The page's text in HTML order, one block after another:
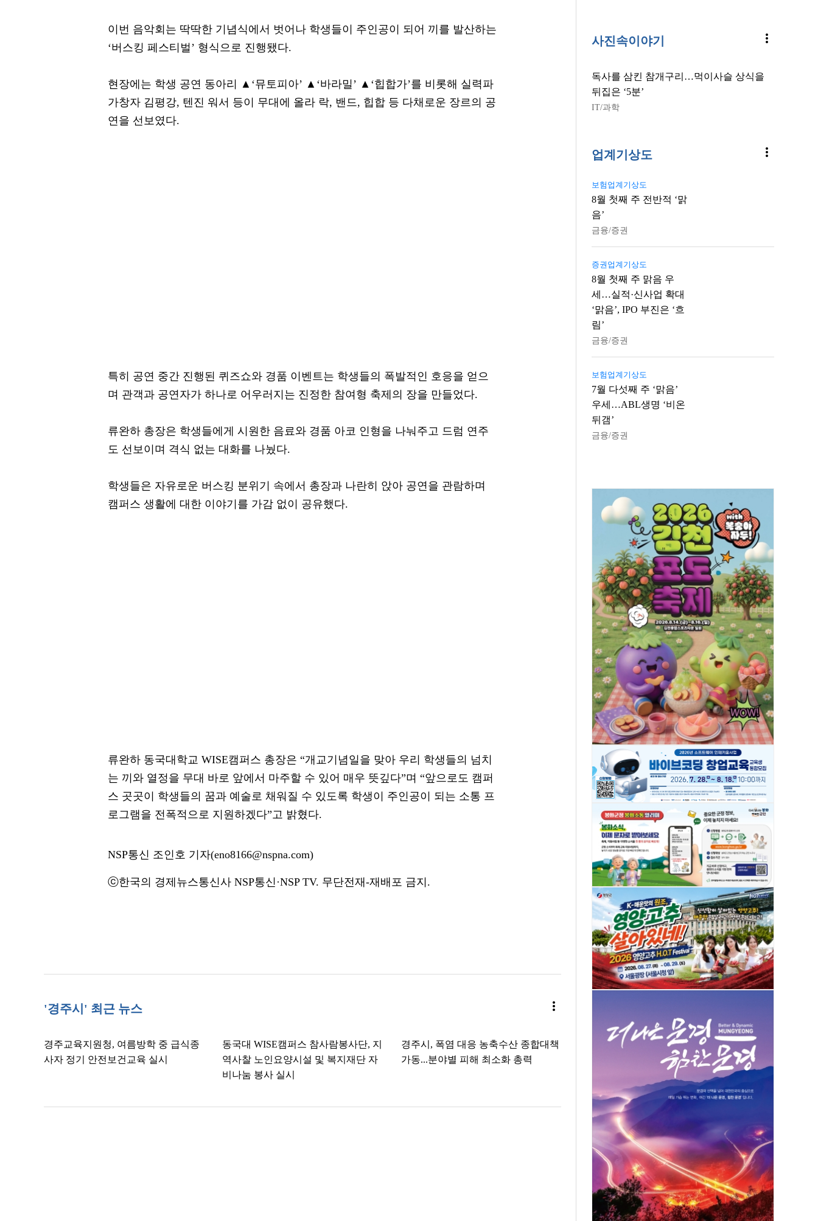
이번 음악회는 딱딱한 기념식에서 벗어나 학생들이 주인공이 되어 끼를 발산하는
‘버스킹 페스티벌’ 형식으로 진행됐다.
현장에는 학생 공연 동아리 ▲‘뮤토피아’ ▲‘바라밀’ ▲‘힙합가’를 비롯해 실력파
가창자 김평강, 텐진 워서 등이 무대에 올라 락, 밴드, 힙합 등 다채로운 장르의 공
연을 선보였다.
특히 공연 중간 진행된 퀴즈쇼와 경품 이벤트는 학생들의 폭발적인 호응을 얻으
며 관객과 공연자가 하나로 어우러지는 진정한 참여형 축제의 장을 만들었다.
류완하 총장은 학생들에게 시원한 음료와 경품 아코 인형을 나눠주고 드럼 연주
도 선보이며 격식 없는 대화를 나눴다.
학생들은 자유로운 버스킹 분위기 속에서 총장과 나란히 앉아 공연을 관람하며
캠퍼스 생활에 대한 이야기를 가감 없이 공유했다.
류완하 동국대학교 WISE캠퍼스 총장은 “개교기념일을 맞아 우리 학생들의 넘치
는 끼와 열정을 무대 바로 앞에서 마주할 수 있어 매우 뜻깊다”며 “앞으로도 캠퍼
스 곳곳이 학생들의 꿈과 예술로 채워질 수 있도록 학생이 주인공이 되는 소통 프
로그램을 전폭적으로 지원하겠다”고 밝혔다.
NSP통신 조인호 기자(eno8166@nspna.com)
ⓒ한국의 경제뉴스통신사 NSP통신·NSP TV. 무단전재-재배포 금지.
'경주시' 최근 뉴스 more_vert
경주교육지원청, 여름방학 중 급식종
사자 정기 안전보건교육 실시
동국대 WISE캠퍼스 참사람봉사단, 지
역사찰 노인요양시설 및 복지재단 자
비나눔 봉사 실시
경주시, 폭염 대응 농축수산 종합대책
가동...분야별 피해 최소화 총력
사진속이야기 more_vert
독사를 삼킨 참개구리…먹이사슬 상식을
뒤집은 ‘5분’
IT/과학
업계기상도 more_vert
보험업계기상도
8월 첫째 주 전반적 ‘맑
음’
금융/증권
증권업계기상도
8월 첫째 주 맑음 우
세…실적·신사업 확대
‘맑음’, IPO 부진은 ‘흐
림’
금융/증권
보험업계기상도
7월 다섯째 주 ‘맑음’
우세…ABL생명 ‘비온
뒤갬’
금융/증권